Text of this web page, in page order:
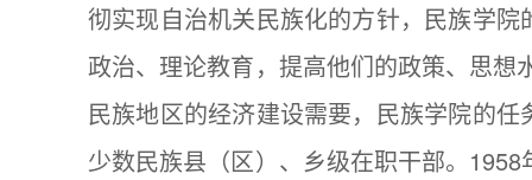
彻实现自治机关民族化的方针，民族学
政治、理论教育，提高他们的政策、思
民族地区的经济建设需要，民族学院的
少数民族县（区）、乡级在职干部。